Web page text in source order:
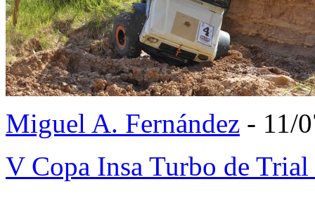
Miguel A. Fernández - 11/
V Copa Insa Turbo de